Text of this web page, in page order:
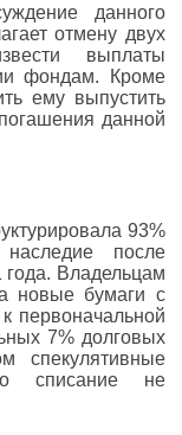
данного
отмену двух
выплаты
фондам. Кроме
ему выпустить
данной
93%
после
года. Владельцам
новые бумаги с
первоначальной
7% долговых
спекулятивные
списание не